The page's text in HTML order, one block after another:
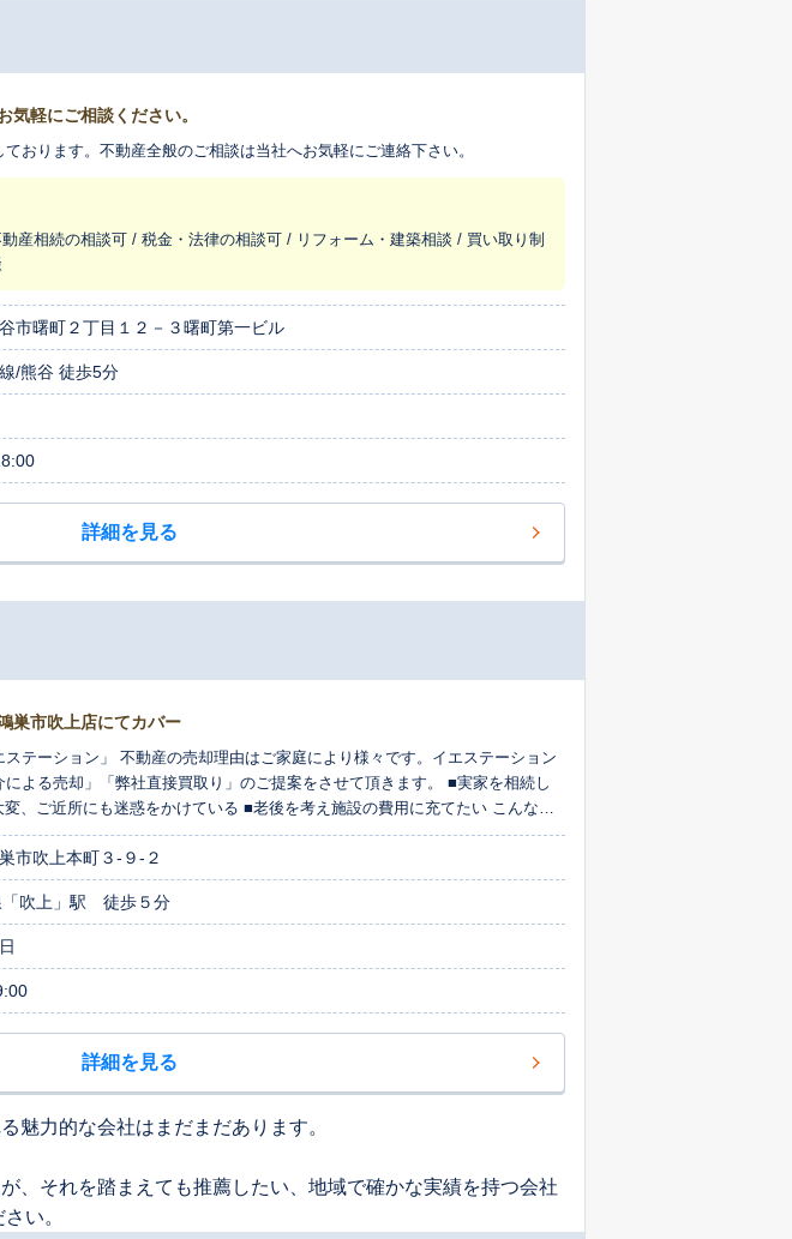
気軽にご相談ください。
おります。不動産全般のご相談は当社へお気軽にご連絡下さい。
産相続の相談可 / 税金・法律の相談可 / リフォーム・建築相談 / 買い取り制
市曙町２丁目１２－３曙町第一ビル
線/熊谷 徒歩5分
詳細を見る
巣市吹上店にてカバー
テーション」 不動産の売却理由はご家庭により様々です。イエステーション
却」「弊社直接買取り」のご提案をさせて頂きます。 ■実家を相続し
近所にも迷惑をかけている ■老後を考え施設の費用に充てたい こんな売
は面倒なものです。時間も中々取れないのが現状ではないですか？イエステ
市吹上本町３-９-２
「吹上」駅 徒歩５分
詳細を見る
魅力的な会社はまだまだあります。
、それを踏まえても推薦したい、地域で確かな実績を持つ会社
い。